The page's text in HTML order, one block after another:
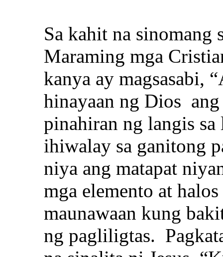
Sa kahit na sinomang
Maraming mga
kanya ay magsasabi,
hinayaan ng Dios
pinahiran ng langis sa
ihiwalay sa ganitong
niya ang matapat
mga elemento at
maunawaan kung
ng pagliligtas.